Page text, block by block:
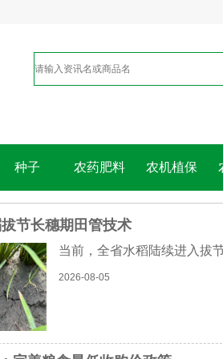
种子 农药肥料 农机植保
节长穗期田管技术
当前，全省水稻陆续进入拔
2026-08-05